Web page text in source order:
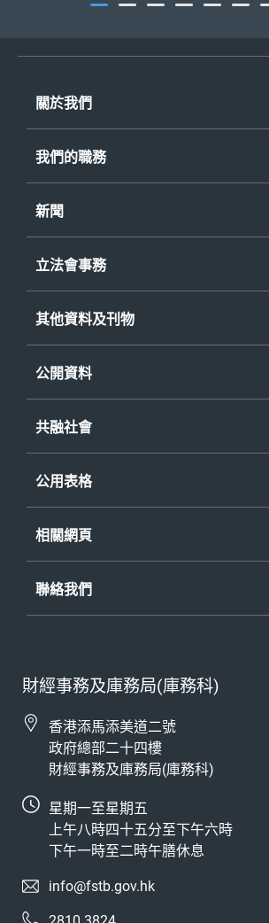
關於我們
我們的職務
新聞
立法會事務
其他資料及刊物
公開資料
共融社會
公用表格
相關網頁
聯絡我們
財經事務及庫務局(庫務科)
香港添馬添美道二號
政府總部二十四樓
財經事務及庫務局(庫務科)
星期一至星期五
上午八時四十五分至下午六時
下午一時至二時午膳休息
info@fstb.gov.hk